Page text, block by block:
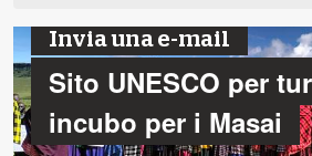
Invia una e-mail
Sito UNESCO per
incubo per i Masai